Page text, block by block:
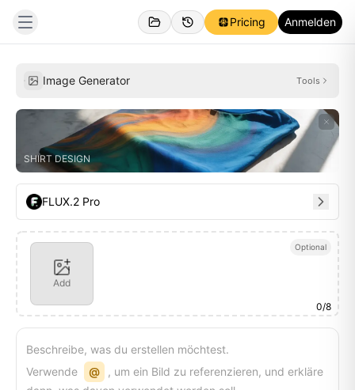
Pricing Anmelden
Image Generator Tools
SHIRT DESIGN
FLUX.2 Pro
Optional
Add
0/8
Beschreibe, was du erstellen möchtest.
Verwende
@
, um ein Bild zu referenzieren, und erkläre